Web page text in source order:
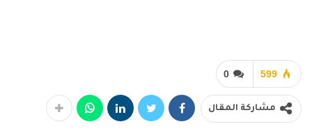
0 599
مشاركة المقال